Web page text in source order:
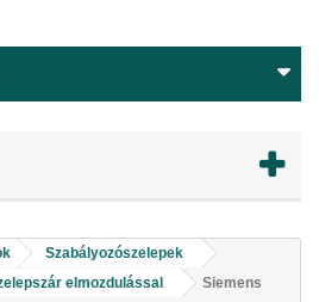
Szabályozószelepek
elmozdulással
Siemens